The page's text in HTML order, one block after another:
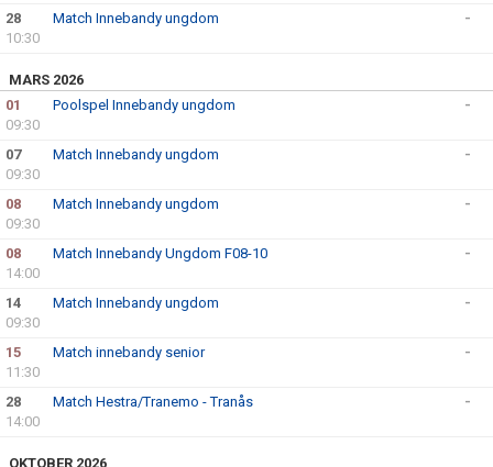
28
10:30
Match Innebandy ungdom -
MARS 2026
01
09:30
Poolspel Innebandy ungdom -
07
09:30
Match Innebandy ungdom -
08
09:30
Match Innebandy ungdom -
08
14:00
Match Innebandy Ungdom F08-10 -
14
09:30
Match Innebandy ungdom -
15
11:30
Match innebandy senior -
28
14:00
Match Hestra/Tranemo - Tranås -
OKTOBER 2026